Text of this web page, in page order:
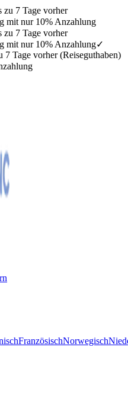
zu 7 Tage vorher
mit nur 10% Anzahlung
zu 7 Tage vorher
mit nur 10% Anzahlung✓
7 Tage vorher (Reiseguthaben)
FranzösischNorwegisch